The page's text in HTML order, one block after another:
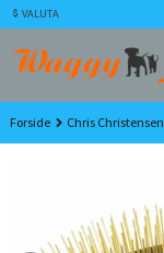
Gå
til
innholdet
VALUTA
Forside Chris Christensen